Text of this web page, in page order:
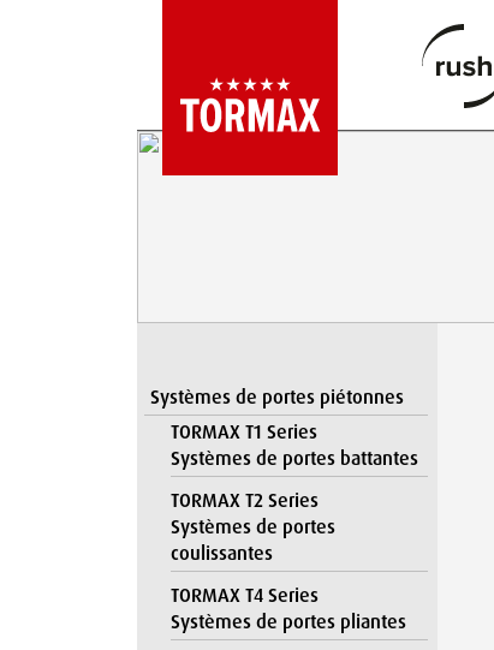
Systèmes de portes piétonnes
TORMAX T1 Series
Systèmes de portes battantes
TORMAX T2 Series
Systèmes de portes
coulissantes
TORMAX T4 Series
Systèmes de portes pliantes